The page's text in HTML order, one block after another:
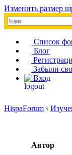
Изменить размер
Список
Блог
Забыли
Вход
HispaForum ‹
Автор